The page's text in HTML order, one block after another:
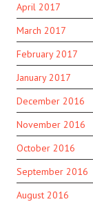
April 2017
March 2017
February 2017
January 2017
December 2016
November 2016
October 2016
September 2016
August 2016